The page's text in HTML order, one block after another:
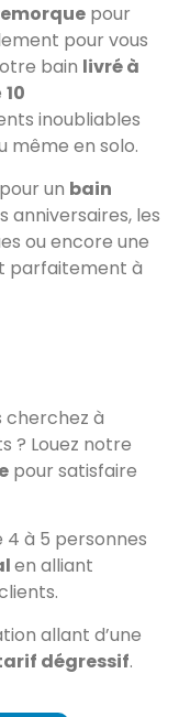
pour
pour vous
bain livré à
10
inoubliables
même en solo.
un bain
anniversaires, les
ou encore une
parfaitement à
cherchez à
? Louez notre
pour satisfaire
à 5 personnes
en alliant
allant d’une
dégressif.